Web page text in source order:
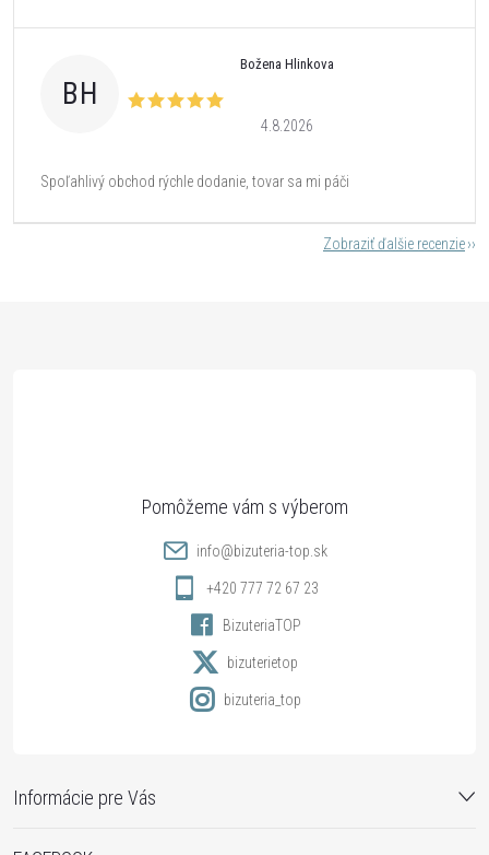
BH
Božena Hlinkova
4.8.2026
Spoľahlivý obchod rýchle dodanie, tovar sa mi páči
Zobraziť ďalšie recenzie
Informácie pre Vás
info@bizuteria-top.sk
+420 777 72 67 23
BizuteriaTOP
bizuterietop
bizuteria_top